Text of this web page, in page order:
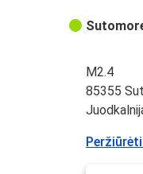
M2.4
85355